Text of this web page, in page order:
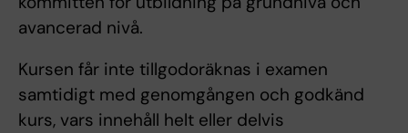
avancerad nivå.
Kursen får inte tillgodoräknas i examen
samtidigt med genomgången och godkänd
kurs, vars innehåll helt eller delvis